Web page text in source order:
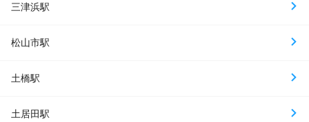
三津浜駅
松山市駅
土橋駅
土居田駅